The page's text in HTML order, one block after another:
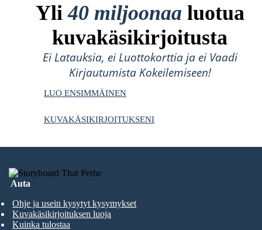
Yli40 miljoonaa luotua
kuvakäsikirjoitusta
Ei Latauksia, ei Luottokorttia ja ei Vaadi
Kirjautumista Kokeilemiseen!
LUO ENSIMMÄINEN
KUVAKÄSIKIRJOITUKSENI
Auta
Ohje ja usein kysytyt kysymykset
Kuvakäsikirjoituksen luoja
Kuinka tulostaa